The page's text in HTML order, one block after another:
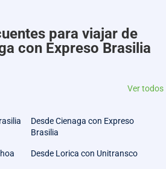
para viajar de
con Expreso Brasilia
Ver todos
Desde Cienaga con Expreso
Brasilia
Desde Lorica con Unitransco